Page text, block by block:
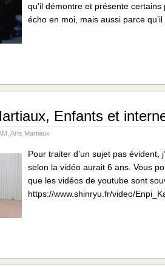
qu’il démontre et présente
écho en moi, mais aussi parce
Enfants et
,Arts Martiaux
Pour traiter d’un sujet pas évident,
selon la vidéo aurait 6 ans. Vous
que les vidéos de youtube sont
https://www.shinryu.fr/video/